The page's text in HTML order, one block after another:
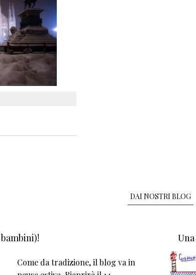
DAI NOSTRI BLOG
Come da tradizione, il blog va in